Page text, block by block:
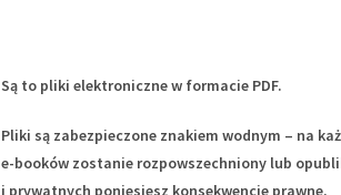
Są to pliki elektroniczne w formacie PDF.
Pliki są zabezpieczone znakiem wodnym – na
e-booków zostanie rozpowszechniony lub
i prywatnych poniesiesz konsekwencje prawne.